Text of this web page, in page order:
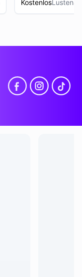
KostenlosLustenau